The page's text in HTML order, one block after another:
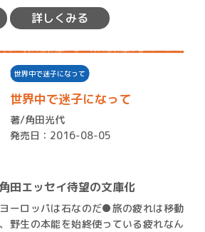
詳しくみる
世界中で迷子になって
世界中で迷子になって
著/角田光代
発売日：2016-08-05
田エッセイ待望の文庫化
ーロッパは石なのだ●旅の疲れは移動
野生の本能を始終使っている疲れなん